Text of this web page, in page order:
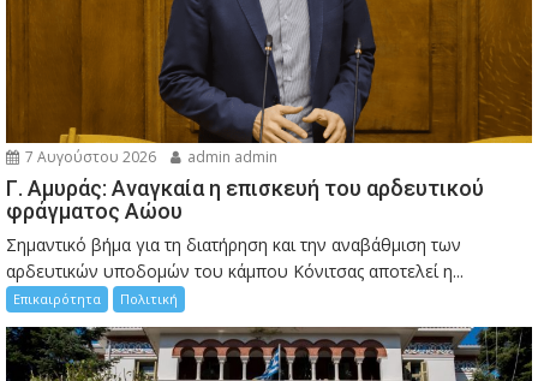
7 Αυγούστου 2026 admin admin
Γ. Αμυράς: Αναγκαία η επισκευή του αρδευτικού
φράγματος Αώου
Σημαντικό βήμα για τη διατήρηση και την αναβάθμιση των
αρδευτικών υποδομών του κάμπου Κόνιτσας αποτελεί η...
Επικαιρότητα Πολιτική